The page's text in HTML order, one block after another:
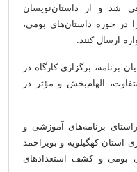
شد و از داستان‌نویسان
در حوزه داستان‌های بومی،
ارسال کنند.
برنامه، برگزاری کارگاه در
الهام‌بخش و مؤثر در
برنامه‌های آموزشی و
استان کهگیلویه و بویراحمد
بومی و کشف استعدادهای